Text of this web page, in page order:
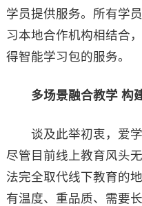
学员提供服务。所有学
习本地合作机构相结合
得智能学习包的服务。
多场景融合教学 构
谈及此举初衷，爱学
尽管目前线上教育风头
法完全取代线下教育的
有温度、重品质、需要